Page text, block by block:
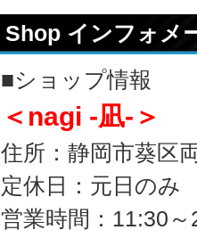
Shop インフォメ
■ショップ情報
＜nagi -凪-＞
住所：静岡市葵区
定休日：元日のみ
営業時間：11:30～